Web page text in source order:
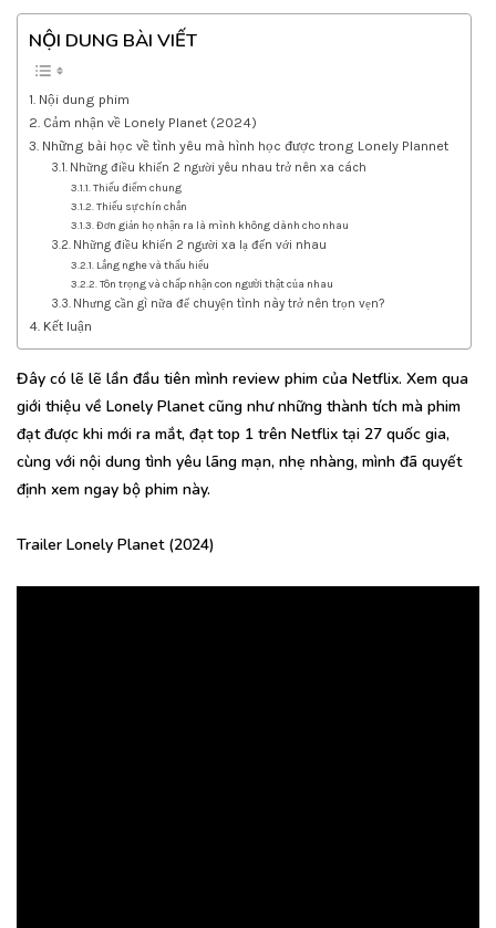
NỘI DUNG BÀI VIẾT
Nội dung phim
Cảm nhận về Lonely Planet (2024)
Những bài học về tình yêu mà hình học được trong Lonely Plannet
Những điều khiến 2 người yêu nhau trở nên xa cách
Thiếu điểm chung
Thiếu sự chín chắn
Đơn giản họ nhận ra là mình không dành cho nhau
Những điều khiến 2 người xa lạ đến với nhau
Lắng nghe và thấu hiểu
Tôn trọng và chấp nhận con người thật của nhau
Nhưng cần gì nữa để chuyện tình này trở nên trọn vẹn?
Kết luận
Đây có lẽ lẽ lần đầu tiên mình review phim của Netflix. Xem qua
giới thiệu về Lonely Planet cũng như những thành tích mà phim
đạt được khi mới ra mắt, đạt top 1 trên Netflix tại 27 quốc gia,
cùng với nội dung tình yêu lãng mạn, nhẹ nhàng, mình đã quyết
định xem ngay bộ phim này.
Trailer Lonely Planet (2024)